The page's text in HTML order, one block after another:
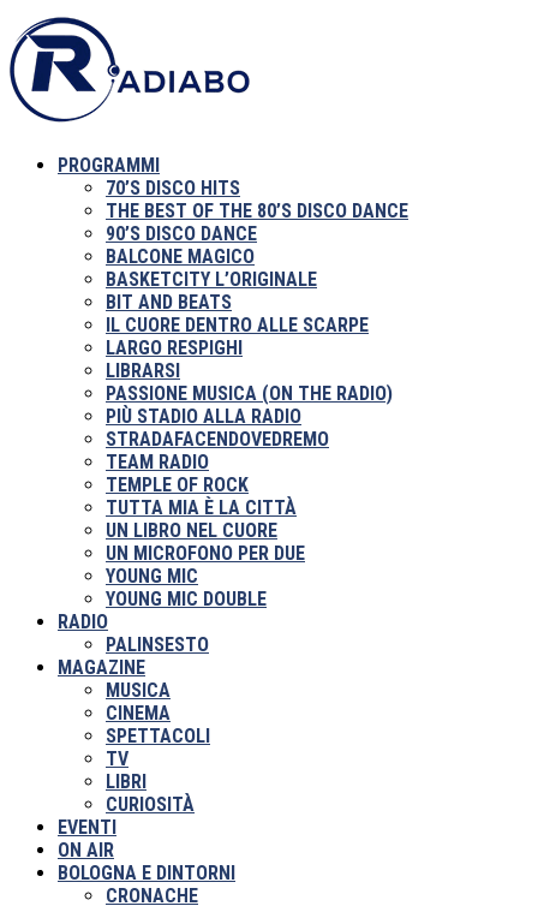
PROGRAMMI
70’S DISCO HITS
THE BEST OF THE 80’S DISCO DANCE
90’S DISCO DANCE
BALCONE MAGICO
BASKETCITY L’ORIGINALE
BIT AND BEATS
IL CUORE DENTRO ALLE SCARPE
LARGO RESPIGHI
LIBRARSI
PASSIONE MUSICA (ON THE RADIO)
PIÙ STADIO ALLA RADIO
STRADAFACENDOVEDREMO
TEAM RADIO
TEMPLE OF ROCK
TUTTA MIA È LA CITTÀ
UN LIBRO NEL CUORE
UN MICROFONO PER DUE
YOUNG MIC
YOUNG MIC DOUBLE
RADIO
PALINSESTO
MAGAZINE
MUSICA
CINEMA
SPETTACOLI
TV
LIBRI
CURIOSITÀ
EVENTI
ON AIR
BOLOGNA E DINTORNI
CRONACHE